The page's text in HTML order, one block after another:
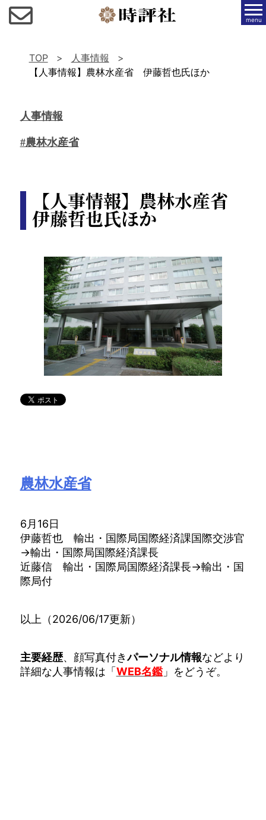
menu
TOP
人事情報
【人事情報】農林水産省 伊藤哲也氏ほか
人事情報
#農林水産省
【人事情報】農林水産省
伊藤哲也氏ほか
農林水産省
6月16日
伊藤哲也 輸出・国際局国際経済課国際交渉官
→輸出・国際局国際経済課長
近藤信 輸出・国際局国際経済課長→輸出・国
際局付
以上（2026/06/17更新）
主要経歴、顔写真付きパーソナル情報などより
詳細な人事情報は「 WEB名鑑」をどうぞ。